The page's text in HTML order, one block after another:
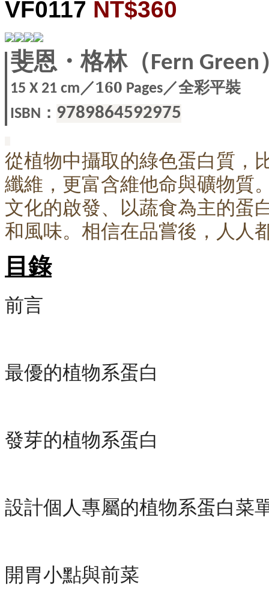
VF0117 NT$360
斐恩・格林（Fern
15 X 21 cm／160 Pages／全彩平裝
ISBN ： 9789864592975
從植物中攝取的綠色蛋白質，
纖維，更富含維他命與礦物質
文化的啟發、以蔬食為主的蛋
和風味。相信在品嘗後，人人
目錄
前言
最優的植物系蛋白
發芽的植物系蛋白
設計個人專屬的植物系蛋白菜
開胃小點與前菜